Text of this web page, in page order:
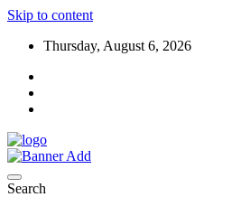
Skip to content
Thursday, August 6, 2026
Search